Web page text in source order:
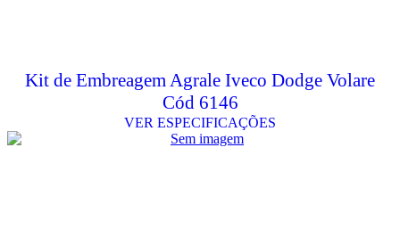
Kit de Embreagem Agrale Iveco Dodge Volare
Cód 6146
VER ESPECIFICAÇÕES